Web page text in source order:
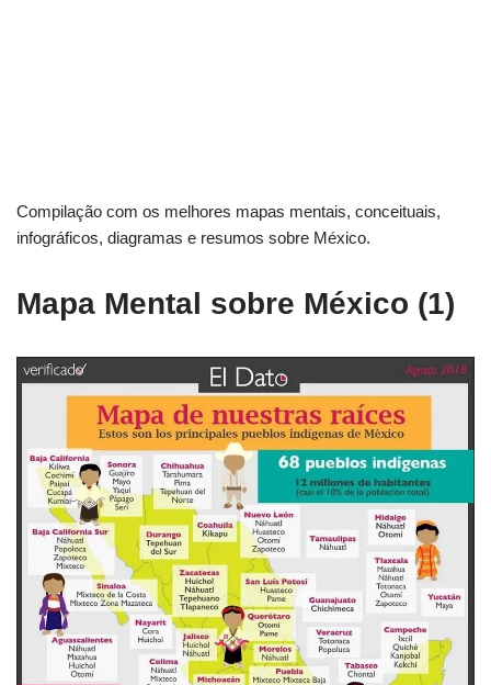
Compilação com os melhores mapas mentais, conceituais,
infográficos, diagramas e resumos sobre México.
Mapa Mental sobre México (1)